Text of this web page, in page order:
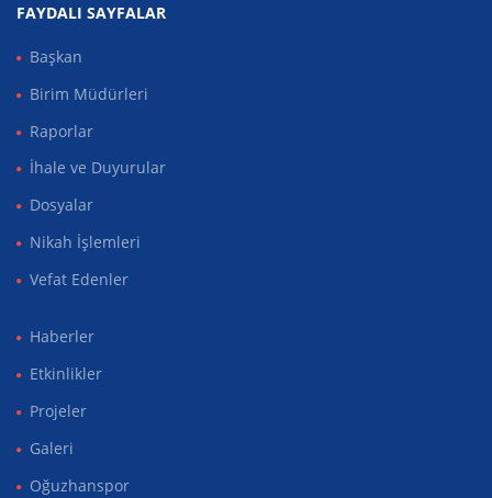
FAYDALI SAYFALAR
Başkan
Birim Müdürleri
Raporlar
İhale ve Duyurular
Dosyalar
Nikah İşlemleri
Vefat Edenler
Haberler
Etkinlikler
Projeler
Galeri
Oğuzhanspor